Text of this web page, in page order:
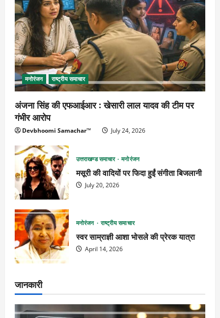
मनोरंजन राष्ट्रीय समाचार
अंजना सिंह की एफआईआर : खेसारी लाल यादव की टीम पर
गंभीर आरोप
Devbhoomi Samachar™ July 24, 2026
उत्तराखण्ड समाचार मनोरंजन
मसूरी की वादियों पर फिदा हुईं संगीता बिजलानी
July 20, 2026
मनोरंजन राष्ट्रीय समाचार
स्वर साम्राज्ञी आशा भोसले की प्रेरक यात्रा
April 14, 2026
जानकारी